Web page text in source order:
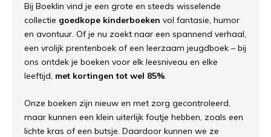
Bij Boeklin vind je een grote en steeds wisselende
collectie goedkope kinderboeken vol fantasie, humor
en avontuur. Of je nu zoekt naar een spannend verhaal,
een vrolijk prentenboek of een leerzaam jeugdboek – bij
ons ontdek je boeken voor elk leesniveau en elke
leeftijd, met kortingen tot wel 85%.
Onze boeken zijn nieuw en met zorg gecontroleerd,
maar kunnen een klein uiterlijk foutje hebben, zoals een
lichte kras of een butsje. Daardoor kunnen we ze